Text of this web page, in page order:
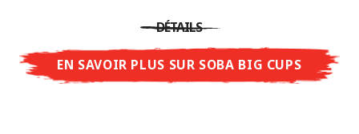
Yuzu, épicé et relevé avec Spicy Miso, ou
crémeux et gourmand avec Tonkotsu. Le goût
authentique du restaurant – à savourer chez
DÉTAILS
EN SAVOIR PLUS SUR SOBA BIG CUPS
expérience gustative asiatique authentique.
DÉTAILS